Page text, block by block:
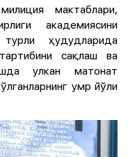
мактаблари,
академиясини
турли ҳудудларида
сақлаш ва
улкан матонат
умр йўли